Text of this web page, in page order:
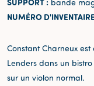
NUMÉRO
Constant Charneux
Lenders dans un
sur un violon normal.